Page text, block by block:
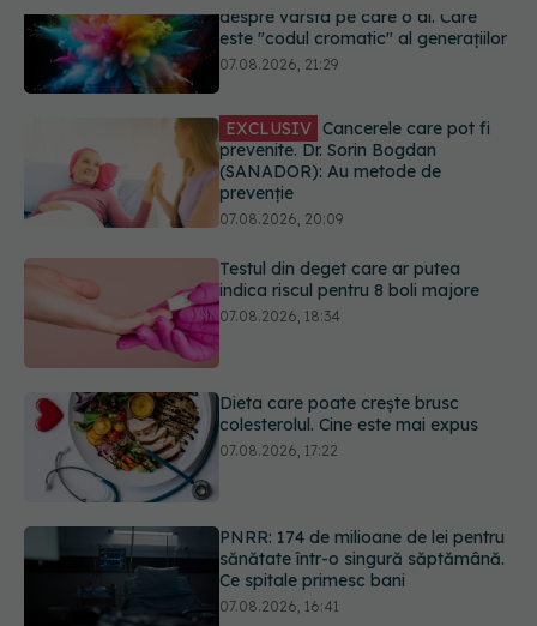
EXCLUSIV Cancerele care pot fi
prevenite. Dr. Sorin Bogdan
prevenție
07.08.2026, 20:09
Testul din deget care ar putea
indica riscul pentru 8 boli majore
Dieta care poate crește brusc
PNRR: 174 de milioane de lei pentru
07.08.2026, 16:41
Ce spune culoarea ta preferată
despre vârsta pe care o ai. Care